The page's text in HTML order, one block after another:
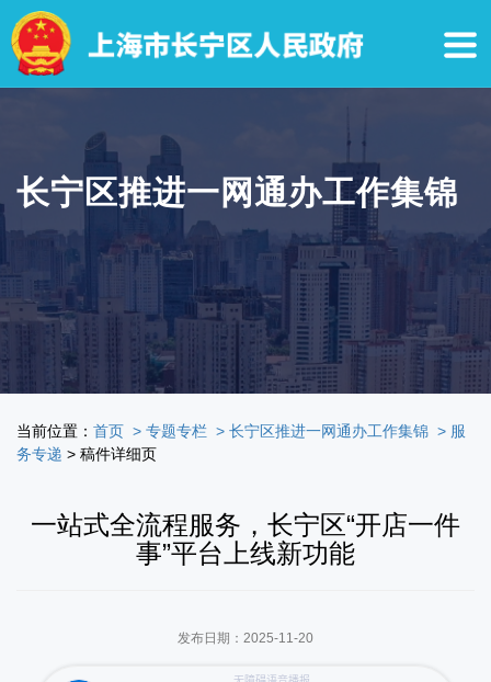
障
碍
到
站
跳
转
长宁区推进一网通办工作集锦
当前位置： 首页 > 专题专栏 > 长宁区推进一网通办工作集锦 > 服
务专递 > 稿件详细页
一站式全流程服务，长宁区“开店一件
事”平台上线新功能
发布日期：2025-11-20